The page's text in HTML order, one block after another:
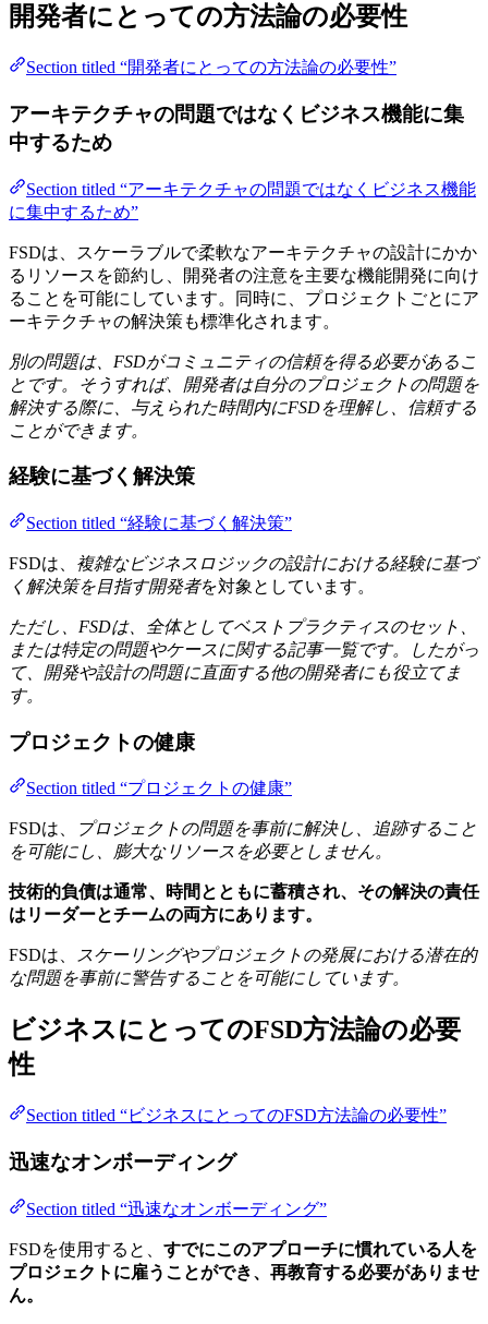
開発者にとっての方法論の必要性
Section titled “開発者にとっての方法論の必要性”
アーキテクチャの問題ではなくビジネス機能に集
中するため
Section titled “アーキテクチャの問題ではなくビジネス機能
に集中するため”
FSDは、スケーラブルで柔軟なアーキテクチャの設計にかか
るリソースを節約し、開発者の注意を主要な機能開発に向け
ることを可能にしています。同時に、プロジェクトごとにア
ーキテクチャの解決策も標準化されます。
別の問題は、FSDがコミュニティの信頼を得る必要があるこ
とです。そうすれば、開発者は自分のプロジェクトの問題を
解決する際に、与えられた時間内にFSDを理解し、信頼する
ことができます。
経験に基づく解決策
Section titled “経験に基づく解決策”
FSDは、 複雑なビジネスロジックの設計における経験に基づ
く解決策を目指す開発者を対象としています。
ただし、FSDは、全体としてベストプラクティスのセット、
または特定の問題やケースに関する記事一覧です。したがっ
て、開発や設計の問題に直面する他の開発者にも役立てま
す。
プロジェクトの健康
Section titled “プロジェクトの健康”
FSDは、
プロジェクトの問題を事前に解決し、追跡すること
を可能にし、膨大なリソースを必要としません。
技術的負債は通常、時間とともに蓄積され、その解決の責任
はリーダーとチームの両方にあります。
FSDは、
スケーリングやプロジェクトの発展における潜在的
な問題を事前に警告することを可能にしています。
ビジネスにとってのFSD方法論の必要
性
Section titled “ビジネスにとってのFSD方法論の必要性”
迅速なオンボーディング
Section titled “迅速なオンボーディング”
FSDを使用すると、 すでにこのアプローチに慣れている人を
プロジェクトに雇うことができ、再教育する必要がありませ
ん。